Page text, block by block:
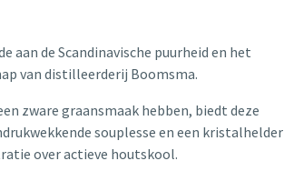
aan de Scandinavische puurheid en het
van distilleerderij Boomsma.
zware graansmaak hebben, biedt deze
souplesse en een kristalhelder
over actieve houtskool.